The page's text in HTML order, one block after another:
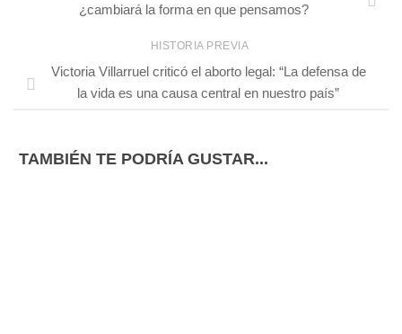
¿cambiará la forma en que pensamos?
HISTORIA PREVIA
Victoria Villarruel criticó el aborto legal: “La defensa de
la vida es una causa central en nuestro país”
TAMBIÉN TE PODRÍA GUSTAR...